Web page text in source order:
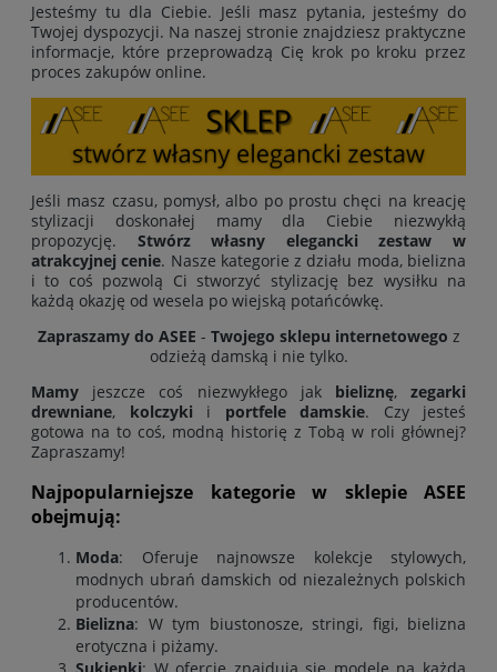
Jesteśmy tu dla Ciebie. Jeśli masz pytania, jesteśmy do
Twojej dyspozycji. Na naszej stronie znajdziesz praktyczne
informacje, które przeprowadzą Cię krok po kroku przez
proces zakupów online.
Jeśli masz czasu, pomysł, albo po prostu chęci na kreację
stylizacji doskonałej mamy dla Ciebie niezwykłą
propozycję. Stwórz własny elegancki zestaw w
atrakcyjnej cenie. Nasze kategorie z działu moda, bielizna
i to coś pozwolą Ci stworzyć stylizację bez wysiłku na
każdą okazję od wesela po wiejską potańcówkę.
Zapraszamy do ASEE - Twojego sklepu internetowego z
odzieżą damską i nie tylko.
Mamy jeszcze coś niezwykłego jak bieliznę,zegarki
drewniane, kolczyki i portfele damskie. Czy jesteś
gotowa na to coś, modną historię z Tobą w roli głównej?
Zapraszamy!
Najpopularniejsze kategorie w sklepie ASEE
obejmują:
Moda: Oferuje najnowsze kolekcje stylowych,
modnych ubrań damskich od niezależnych polskich
producentów.
Bielizna: W tym biustonosze, stringi, figi, bielizna
erotyczna i piżamy.